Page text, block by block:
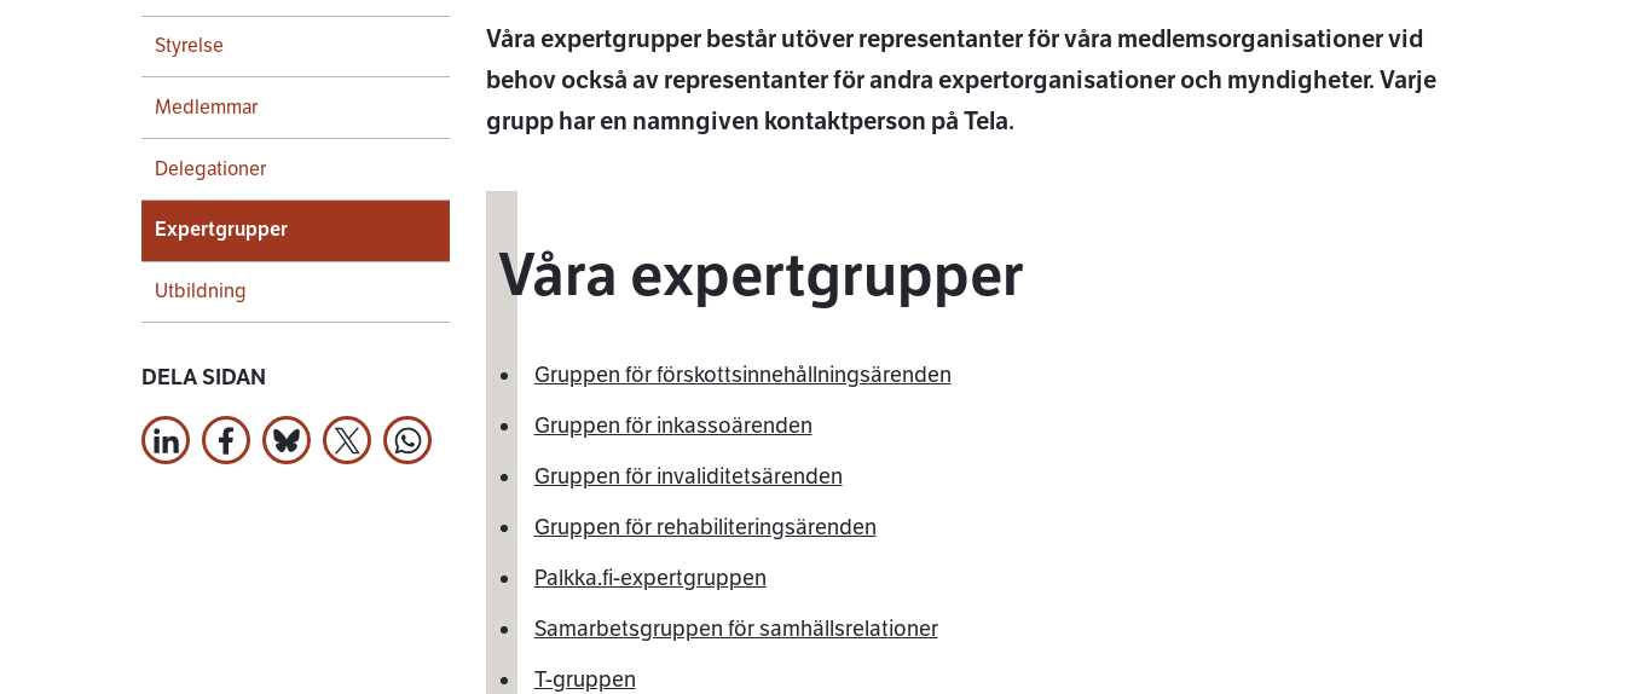
Våra expertgrupper består utöver representanter för våra medlemsorganisationer vid
behov också av representanter för andra expertorganisationer och myndigheter. Varje
grupp har en namngiven kontaktperson på Tela.
Våra expertgrupper
Gruppen för förskottsinnehållningsärenden
Gruppen för inkassoärenden
Gruppen för invaliditetsärenden
Gruppen för rehabiliteringsärenden
Palkka.fi-expertgruppen
Samarbetsgruppen för samhällsrelationer
T-gruppen
Styrelse
Medlemmar
Delegationer
Expertgrupper
Utbildning
DELA SIDAN
Dela på LinkedIn
Dela på Facebook
Jaa Bluesky:ssa
Dela på XDela på WhatsApp